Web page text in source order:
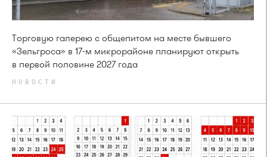
Торговую галерею с общепитом на месте бывшего
«Зельгроса» в 17-м микрорайоне планируют открыть
в первой половине 2027 года
НОВОСТИ